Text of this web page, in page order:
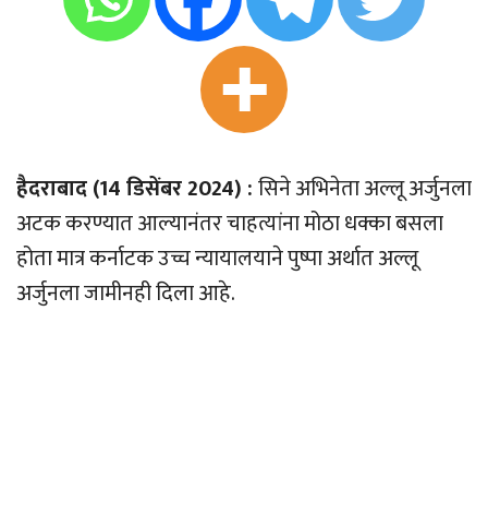
हैदराबाद (14 डिसेंबर 2024) :सिने अभिनेता अल्लू अर्जुनला
अटक करण्यात आल्यानंतर चाहत्यांना मोठा धक्का बसला
होता मात्र कर्नाटक उच्च न्यायालयाने पुष्पा अर्थात अल्लू
अर्जुनला जामीनही दिला आहे.